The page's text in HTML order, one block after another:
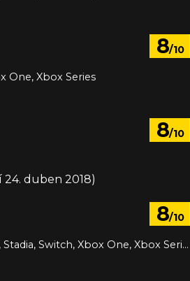
8/10
One, Xbox Series
8/10
24. duben 2018)
8/10
PC, PlayStation 4, PlayStation 5, Stadia, Switch, Xbox One, Xbox Series